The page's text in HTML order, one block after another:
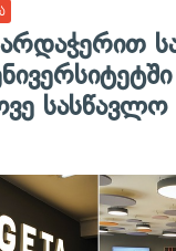
სასწავლო